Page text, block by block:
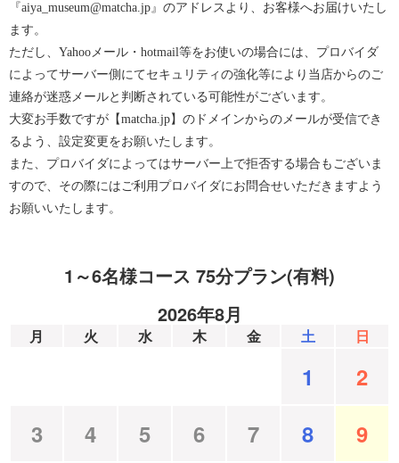
『aiya_museum@matcha.jp』のアドレスより、お客様へお届けいたし
ます。
ただし、Yahooメール・hotmail等をお使いの場合には、プロバイダ
によってサーバー側にてセキュリティの強化等により当店からのご
連絡が迷惑メールと判断されている可能性がございます。
大変お手数ですが【matcha.jp】のドメインからのメールが受信でき
るよう、設定変更をお願いたします。
また、プロバイダによってはサーバー上で拒否する場合もございま
すので、その際にはご利用プロバイダにお問合せいただきますよう
お願いいたします。
1～6名様コース 75分プラン(有料)
2026年8月
月 火 水 木 金 土 日
1
2
3
4 5 6 7 8
9